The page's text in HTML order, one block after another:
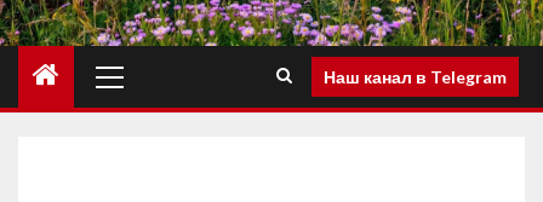
Наш канал в Telegram